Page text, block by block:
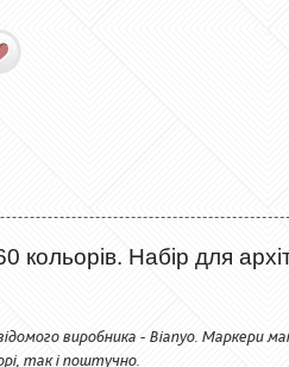
кольорів. Набір для
виробника - Bianyo. Маркери
так і поштучно.